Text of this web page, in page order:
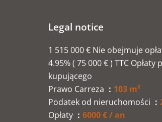
Legal notice
1 515 000 € Nie obejmuje
4.95% ( 75 000 € ) TTC
kupującego
Prawo Carreza
103 m²
Podatek od nieruchomości
Opłaty
6000 € / an